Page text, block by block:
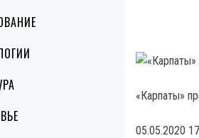
«Карпаты»
05.05.2020